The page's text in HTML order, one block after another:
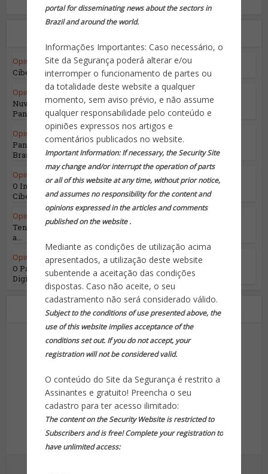
portal for disseminating news about the sectors in
Brazil and around the world.
Informações Importantes: Caso necessário, o
Site da Segurança poderá alterar e/ou
interromper o funcionamento de partes ou
da totalidade deste website a qualquer
momento, sem aviso prévio, e não assume
qualquer responsabilidade pelo conteúdo e
opiniões expressos nos artigos e
comentários publicados no website.
Important Information: If necessary, the Security Site
may change and/or interrupt the operation of parts
or all of this website at any time, without prior notice,
and assumes no responsibility for the content and
opinions expressed in the articles and comments
published on the website .
Mediante as condições de utilização acima
apresentados, a utilização deste website
subentende a aceitação das condições
dispostas. Caso não aceite, o seu
cadastramento não será considerado válido.
Subject to the conditions of use presented above, the
use of this website implies acceptance of the
conditions set out. If you do not accept, your
registration will not be considered valid.
O conteúdo do Site da Segurança é restrito a
Assinantes e gratuito! Preencha o seu
cadastro para ter acesso ilimitado:
The content on the Security Website is restricted to
Subscribers and is free! Complete your registration to
have unlimited access:
Opinião do Especialista • Segurança da Informação
Cibersegurança no Domínio Espacial
Opinião do Especialista Segurança da Informação
Nuvens Tempestuosas: Navegando pelo
Panorama Complexo...
Opinião do Especialista Segurança da Informação
Panorama Atual do Seguro Cibernético no
Brasil – o...
Opinião do Especialista • Segurança da Informação
O Impacto da Pressão sobre os CISOs na
Cibersegurança...
Opinião do Especialista Segurança da Informação
Tendências em Comportamentos de Risco para
a...
Opinião do Especialista • Segurança da Informação
O Papel Transformador da IA na Segurança
Digital
Sobre o autor
Site da Segurança
Informação para sua proteção!